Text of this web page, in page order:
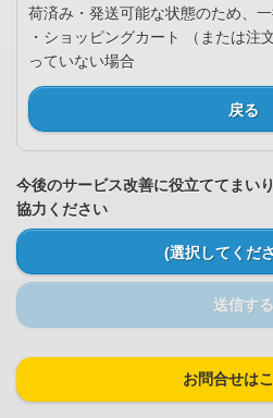
荷済み・発送可能な状態のため、
・ショッピングカート （または注
っていない場合
戻る
今後のサービス改善に役立ててまい
協力ください
(選択してくだ
送信する
お問合せは